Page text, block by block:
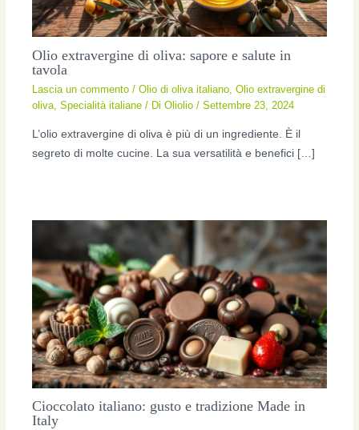
Olio extravergine di oliva: sapore e salute in
tavola
Lascia un commento /Olio di oliva italiano,Olio extravergine di
oliva,Specialità italiane / Di Oliolio/Settembre 23, 2024
L’olio extravergine di oliva è più di un ingrediente. È il
segreto di molte cucine. La sua versatilità e benefici […]
Cioccolato italiano: gusto e tradizione Made in
Italy